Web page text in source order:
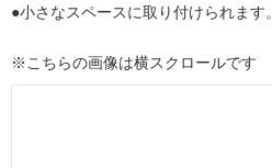
小さなスペースに取り付けられます。